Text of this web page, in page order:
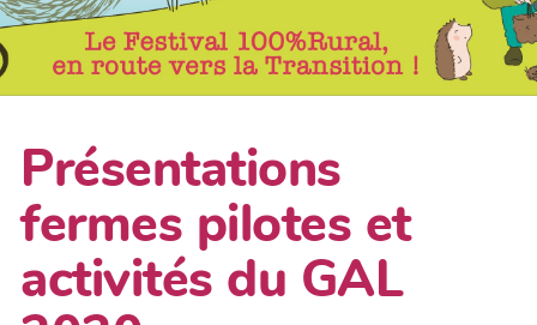
r
Présentations
fermes pilotes et
activités du GAL